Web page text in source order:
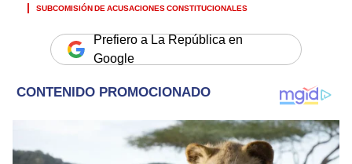
SUBCOMISIÓN DE ACUSACIONES CONSTITUCIONALES
Prefiero a La República en
Google